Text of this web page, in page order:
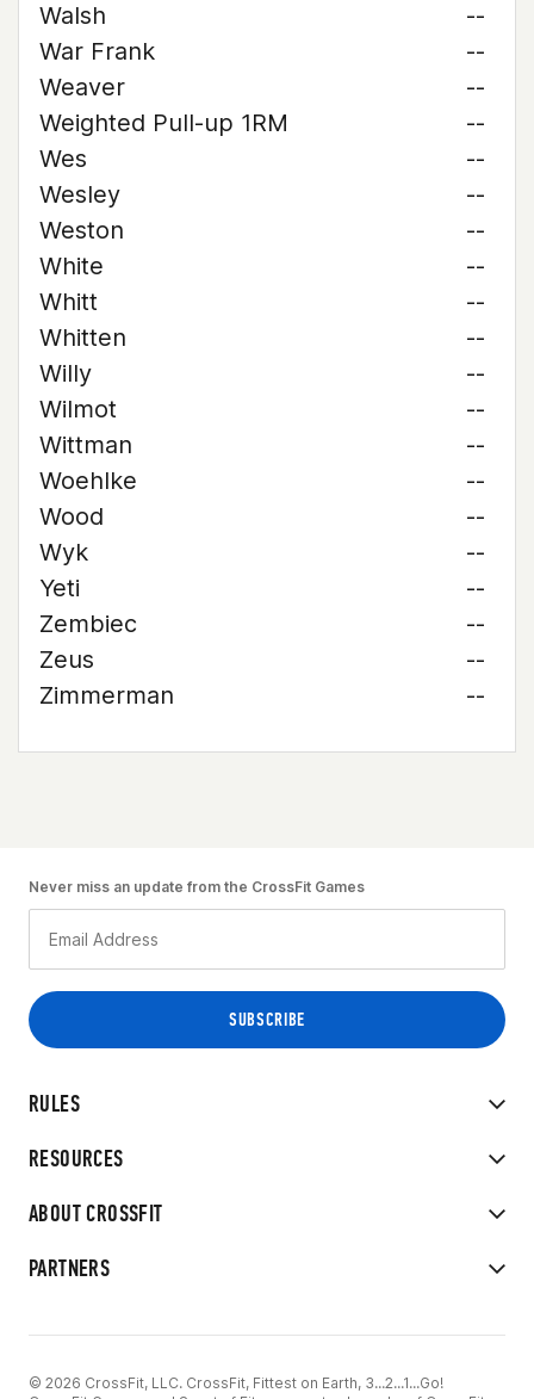
Walsh
--
War Frank
--
Weaver
--
Weighted Pull-up 1RM
--
Wes
--
Wesley
--
Weston
--
White
--
Whitt
--
Whitten
--
Willy
--
Wilmot
--
Wittman
--
Woehlke
--
Wood
--
Wyk
--
Yeti
--
Zembiec
--
Zeus
--
Zimmerman
--
RULES
RESOURCES
ABOUT CROSSFIT
PARTNERS
Never miss an update from the CrossFit Games
© 2026 CrossFit, LLC. CrossFit, Fittest on Earth, 3...2...1...Go!